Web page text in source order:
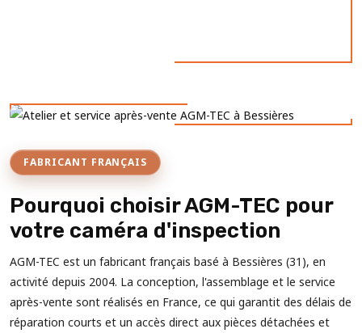
FABRICANT FRANÇAIS
Pourquoi choisir AGM-TEC pour
votre caméra d'inspection
AGM-TEC est un fabricant français basé à Bessières (31), en
activité depuis 2004. La conception, l'assemblage et le service
après-vente sont réalisés en France, ce qui garantit des délais de
réparation courts et un accès direct aux pièces détachées et